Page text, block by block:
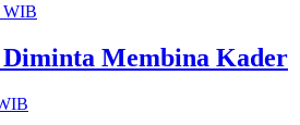
WIB
Membina Kader